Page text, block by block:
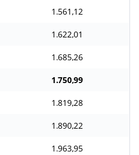
1.561,12
1.622,01
1.685,26
1.750,99
1.819,28
1.890,22
1.963,95